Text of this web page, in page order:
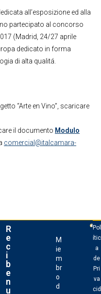
all’esposizione ed alla
partecipato al concorso
(Madrid, 24/27 aprile
dedicato in forma
di alta qualitá.
“Arte en Vino”, scaricare
il documento Modulo
comercial@italcamara-
R
e
c
i
b
e
n
u
M
ie
m
br
o
d
Pol
ític
a
de
Pri
va
cid